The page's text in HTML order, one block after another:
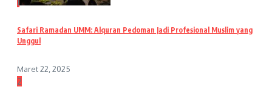
Safari Ramadan UMM: Alquran Pedoman Jadi Profesional Muslim yang
Unggul
Maret 22, 2025
2